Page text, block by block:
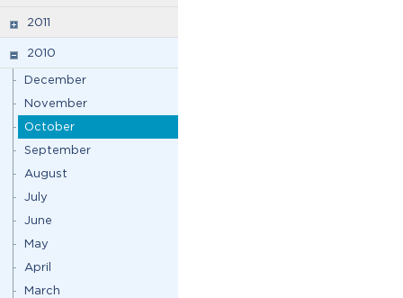
2011
2010
December
November
October
September
August
July
June
May
April
March